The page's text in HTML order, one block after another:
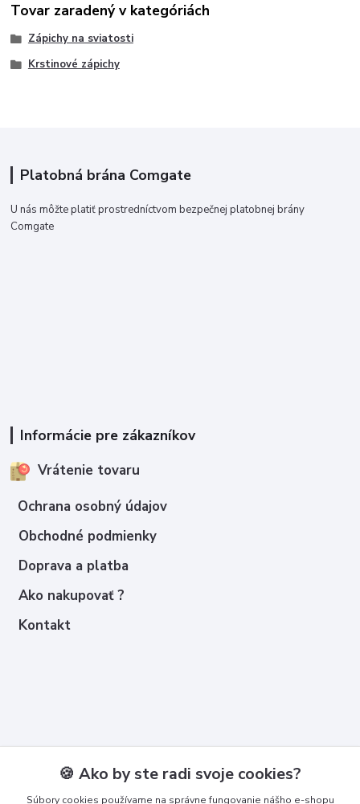
Tovar zaradený v kategóriách
Zápichy na sviatosti
Krstinové zápichy
Platobná brána Comgate
U nás môžte platiť prostredníctvom bezpečnej platobnej brány
Comgate
Informácie pre zákazníkov
Vrátenie tovaru
Ochrana osobný údajov
Obchodné podmienky
Doprava a platba
Ako nakupovať ?
Kontakt
🍪 Ako by ste radi svoje cookies?
Súbory cookies používame na správne fungovanie nášho e-shopu